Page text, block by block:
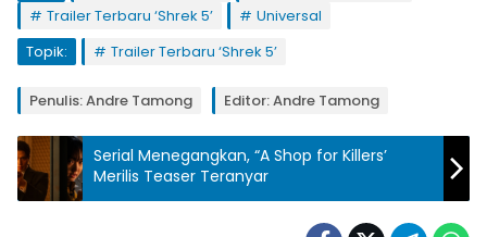
Trailer Terbaru ‘Shrek 5’
Universal
Topik:
Trailer Terbaru ‘Shrek 5’
Penulis: Andre Tamong Editor: Andre Tamong
Serial Menegangkan, “A Shop for Killers’
Merilis Teaser Teranyar